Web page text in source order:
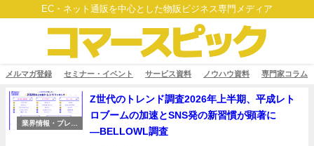
EC・ネット通販を中心とした物販ビジネス専門メディア
メルマガ登録 セミナー・イベント サービス資料 ノウハウ資料 専門家コラム
業界情報・プレス
Z世代のトレンド調査2026年上半期、平成レト
ロブームの加速とSNS発の新習慣が顕著に
―BELLOWL調査